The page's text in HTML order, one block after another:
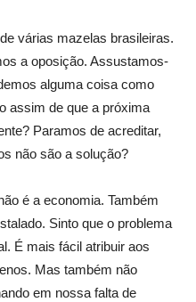
várias mazelas brasileiras.
a oposição. Assustamos-
alguma coisa como
assim de que a próxima
Paramos de acreditar,
não são a solução?
é a economia. Também
Sinto que o problema
É mais fácil atribuir aos
Mas também não
em nossa falta de